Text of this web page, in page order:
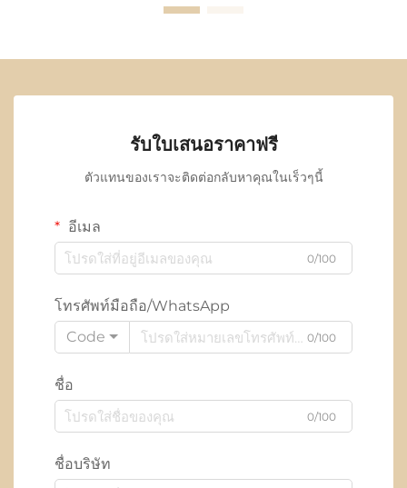
รับใบเสนอราคาฟรี
ตัวแทนของเราจะติดต่อกลับหาคุณในเร็วๆนี้
อีเมล
0/100
โทรศัพท์มือถือ/WhatsApp
Code
0/100
ชื่อ
0/100
ชื่อบริษัท